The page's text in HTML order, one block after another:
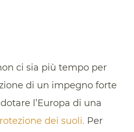
ci sia più tempo per
di un impegno forte
l’Europa di una
dei suoli. Per